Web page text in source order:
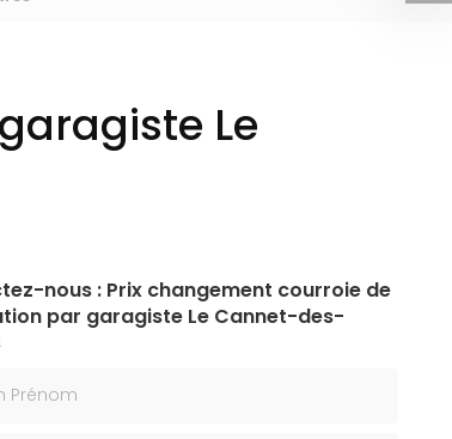
Le
nous : Prix changement courroie de
par garagiste Le Cannet-des-